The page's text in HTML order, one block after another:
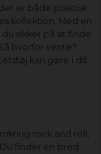
er både praktisk
kollektion. Med en
sikker på at finde
hvorfor vente?
kan gøre i dit
rock and roll,
finder en bred